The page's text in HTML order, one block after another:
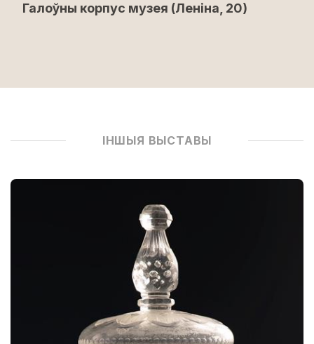
Галоўны корпус музея (Леніна, 20)
ІНШЫЯ ВЫСТАВЫ